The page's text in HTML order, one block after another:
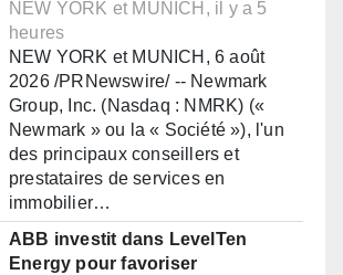
NEW YORK et MUNICH, il y a 5
heures
NEW YORK et MUNICH, 6 août
2026 /PRNewswire/ -- Newmark
Group, Inc. (Nasdaq : NMRK) («
Newmark » ou la « Société »), l'un
des principaux conseillers et
prestataires de services en
immobilier…
ABB investit dans LevelTen
Energy pour favoriser